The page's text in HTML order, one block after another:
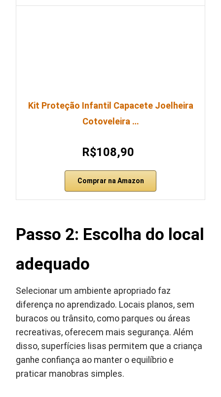
Kit Proteção Infantil Capacete Joelheira
Cotoveleira …
R$108,90
Comprar na Amazon
Passo 2: Escolha do local
adequado
Selecionar um ambiente apropriado faz
diferença no aprendizado. Locais planos, sem
buracos ou trânsito, como parques ou áreas
recreativas, oferecem mais segurança. Além
disso, superfícies lisas permitem que a criança
ganhe confiança ao manter o equilíbrio e
praticar manobras simples.